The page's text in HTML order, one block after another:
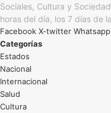
Sociales, Cultura y
horas del día, los 7 días de
Facebook X-twitter Whatsapp
Categorías
Estados
Nacional
Internacional
Salud
Cultura